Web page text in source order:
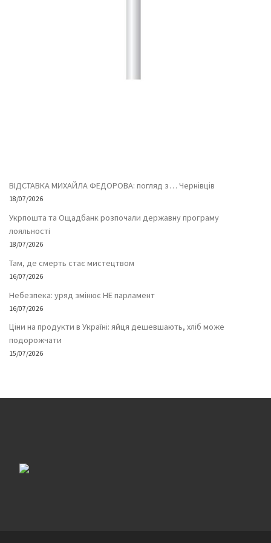
ВІДСТАВКА МИХАЙЛА ФЕДОРОВА: погляд з… Чернівців
18/07/2026
Укрпошта та Ощадбанк розпочали державну програму
лояльності
18/07/2026
Там, де смерть стає мистецтвом
16/07/2026
Небезпека: уряд змінює НЕ парламент
16/07/2026
Ціни на продукти в Україні: яйця дешевшають, хліб може
подорожчати
15/07/2026